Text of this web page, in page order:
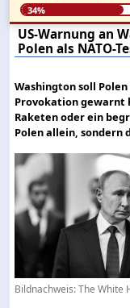
34%
US-Warnung an
Polen als NATO-
Washington soll
Provokation gewarnt
Raketen oder ein
Polen allein, sondern
Bildnachweis: The White